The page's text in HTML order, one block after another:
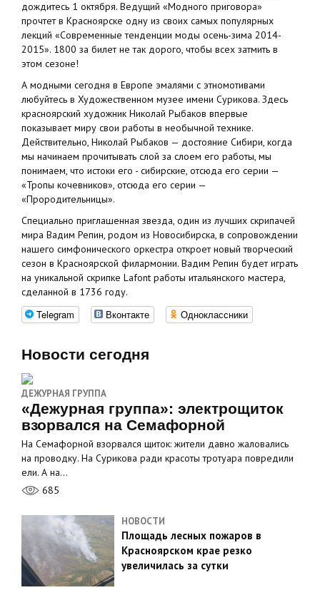
дождитесь 1 октября. Ведущий «Модного приговора»
прочтет в Красноярске одну из своих самых популярных
лекций «Современные тенденции моды осень-зима 2014-
2015». 1800 за билет не так дорого, чтобы всех затмить в
этом сезоне!
А модными сегодня в Европе эмалями с этномотивами
любуйтесь в Художественном музее имени Сурикова. Здесь
красноярский художник Николай Рыбаков впервые
показывает миру свои работы в необычной технике.
Действительно, Николай Рыбаков — достояние Сибири, когда
мы начинаем прочитывать слой за слоем его работы, мы
понимаем, что истоки его - сибирские, отсюда его серии —
«Тропы кочевников», отсюда его серии —
«Прородительницы».
Специально приглашенная звезда, один из лучших скрипачей
мира Вадим Репин, родом из Новосибирска, в сопровождении
нашего симфонического оркестра откроет новый творческий
сезон в Красноярской филармонии. Вадим Репин будет играть
на уникальной скрипке Lafont работы итальянского мастера,
сделанной в 1736 году.
Telegram Вконтакте Одноклассники
Новости сегодня
ДЕЖУРНАЯ ГРУППА
«Дежурная группа»: электрощиток
взорвался на Семафорной
На Семафорной взорвался щиток: жители давно жаловались
на проводку. На Сурикова ради красоты тротуара повредили
ели. А на…
685
НОВОСТИ
Площадь лесных пожаров в
Красноярском крае резко
увеличилась за сутки